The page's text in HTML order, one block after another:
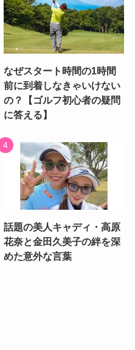
なぜスタート時間の1時間
前に到着しなきゃいけない
の？【ゴルフ初心者の疑問
に答える】
話題の美人キャディ・高原
花奈と金田久美子の絆を深
めた意外な言葉